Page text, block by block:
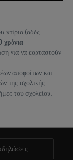
κτίριο (οδός
χρόνια.
για να εορταστούν
αποφοίτων και
της σχολικής
του σχολείου.